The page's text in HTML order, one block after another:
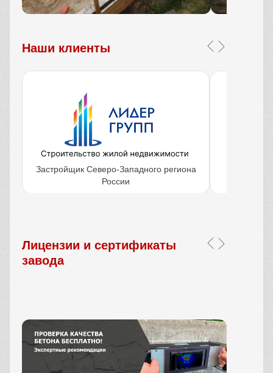
Наши клиенты
Застройщик Северо-Западного региона
России
Лицензии и сертификаты
завода